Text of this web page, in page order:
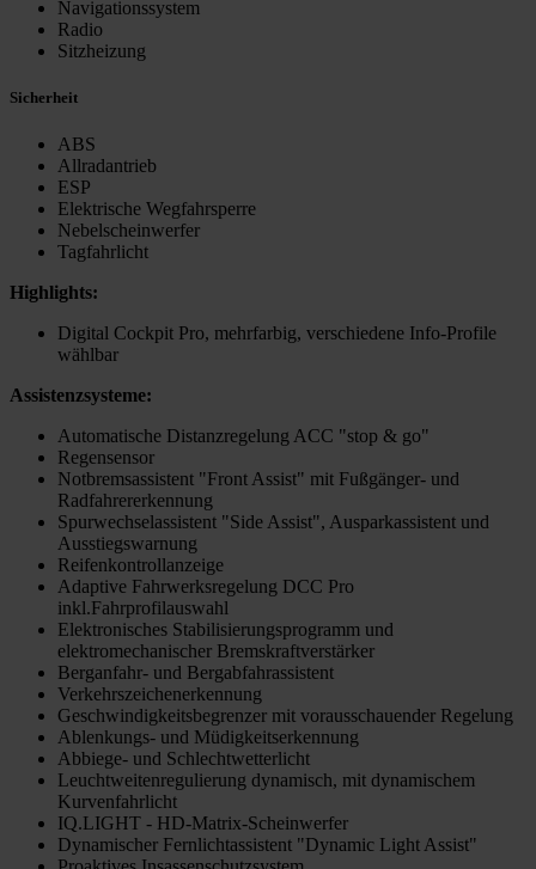
Navigationssystem
Radio
Sitzheizung
Sicherheit
ABS
Allradantrieb
ESP
Elektrische Wegfahrsperre
Nebelscheinwerfer
Tagfahrlicht
Highlights:
Digital Cockpit Pro, mehrfarbig, verschiedene Info-Profile
wählbar
Assistenzsysteme:
Automatische Distanzregelung ACC "stop & go"
Regensensor
Notbremsassistent "Front Assist" mit Fußgänger- und
Radfahrererkennung
Spurwechselassistent "Side Assist", Ausparkassistent und
Ausstiegswarnung
Reifenkontrollanzeige
Adaptive Fahrwerksregelung DCC Pro
inkl.Fahrprofilauswahl
Elektronisches Stabilisierungsprogramm und
elektromechanischer Bremskraftverstärker
Berganfahr- und Bergabfahrassistent
Verkehrszeichenerkennung
Geschwindigkeitsbegrenzer mit vorausschauender Regelung
Ablenkungs- und Müdigkeitserkennung
Abbiege- und Schlechtwetterlicht
Leuchtweitenregulierung dynamisch, mit dynamischem
Kurvenfahrlicht
IQ.LIGHT - HD-Matrix-Scheinwerfer
Dynamischer Fernlichtassistent "Dynamic Light Assist"